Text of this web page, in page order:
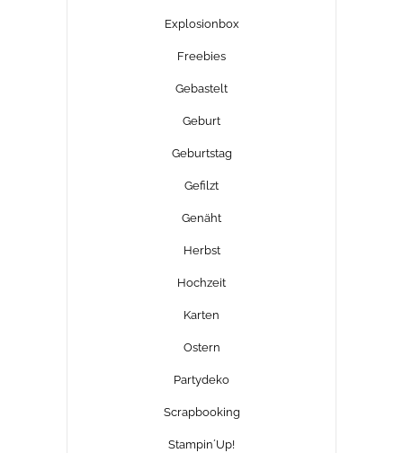
Explosionbox
Freebies
Gebastelt
Geburt
Geburtstag
Gefilzt
Genäht
Herbst
Hochzeit
Karten
Ostern
Partydeko
Scrapbooking
Stampin´Up!